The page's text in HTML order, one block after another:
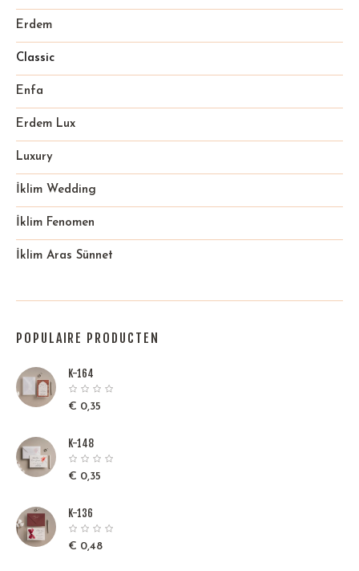
Erdem
Classic
Enfa
Erdem Lux
Luxury
İklim Wedding
İklim Fenomen
İklim Aras Sünnet
POPULAIRE PRODUCTEN
K-164
€ 0,35
K-148
€ 0,35
K-136
€ 0,48